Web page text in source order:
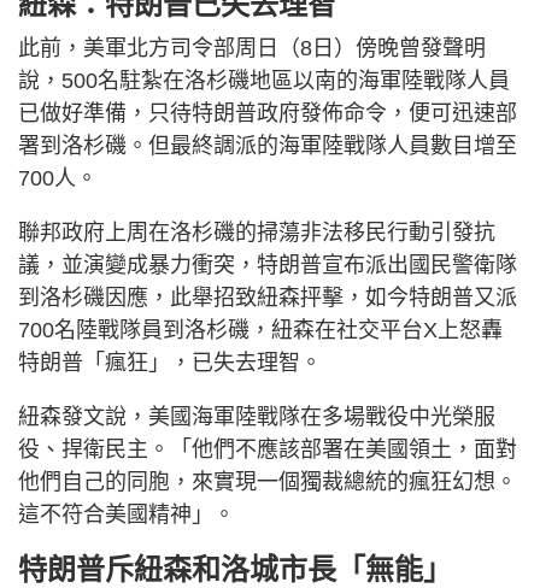
此前，美軍北方司令部周日（8日）傍晚曾發聲明
說，500名駐紮在洛杉磯地區以南的海軍陸戰隊人員
已做好準備，只待特朗普政府發佈命令，便可迅速部
署到洛杉磯。但最終調派的海軍陸戰隊人員數目增至
700人。
聯邦政府上周在洛杉磯的掃蕩非法移民行動引發抗
議，並演變成暴力衝突，特朗普宣布派出國民警衛隊
到洛杉磯因應，此舉招致紐森抨擊，如今特朗普又派
700名陸戰隊員到洛杉磯，紐森在社交平台X上怒轟
特朗普「瘋狂」，已失去理智。
紐森發文說，美國海軍陸戰隊在多場戰役中光榮服
役、捍衛民主。「他們不應該部署在美國領土，面對
他們自己的同胞，來實現一個獨裁總統的瘋狂幻想。
這不符合美國精神」。
特朗普斥紐森和洛城市長「無能」